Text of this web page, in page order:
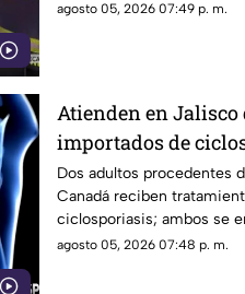
agosto 05, 2026 07:49 p. m.
Atienden en Jalisco
importados de
Dos adultos procedentes
Canadá reciben
ciclosporiasis; ambos se
agosto 05, 2026 07:48 p. m.